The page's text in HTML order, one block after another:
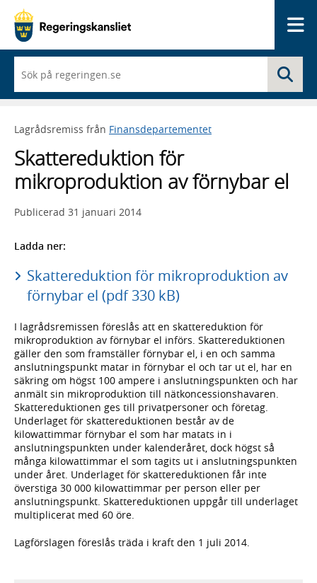
du
börjar
skriva
framträder
lista
med
sökförslag
Lagrådsremiss från Finansdepartementet
Skattereduktion för
mikroproduktion av förnybar el
Publicerad 31 januari 2014
Ladda ner:
Skattereduktion för mikroproduktion av
förnybar el (pdf 330 kB)
I lagrådsremissen föreslås att en skattereduktion för
mikroproduktion av förnybar el införs. Skattereduktionen
gäller den som framställer förnybar el, i en och samma
anslutningspunkt matar in förnybar el och tar ut el, har en
säkring om högst 100 ampere i anslutningspunkten och har
anmält sin mikroproduktion till nätkoncessionshavaren.
Skattereduktionen ges till privatpersoner och företag.
Underlaget för skattereduktionen består av de
kilowattimmar förnybar el som har matats in i
anslutningspunkten under kalenderåret, dock högst så
många kilowattimmar el som tagits ut i anslutningspunkten
under året. Underlaget för skattereduktionen får inte
överstiga 30 000 kilowattimmar per person eller per
anslutningspunkt. Skattereduktionen uppgår till underlaget
multiplicerat med 60 öre.
Lagförslagen föreslås träda i kraft den 1 juli 2014.